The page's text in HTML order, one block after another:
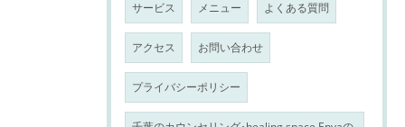
サービス メニュー よくある質問
アクセス お問い合わせ
プライバシーポリシー